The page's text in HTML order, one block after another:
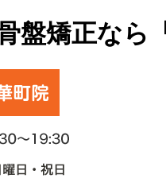
盤矯正なら